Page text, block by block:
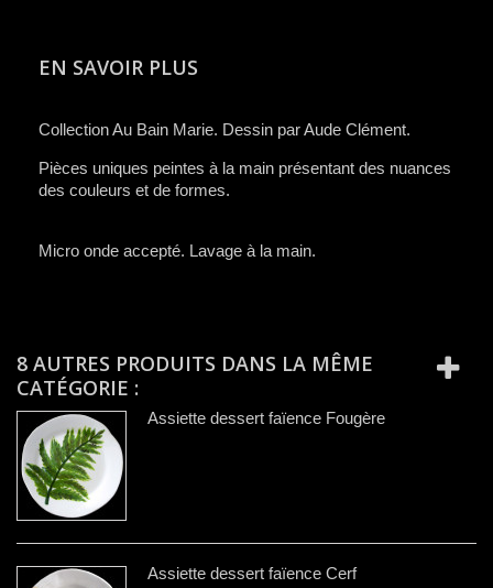
EN SAVOIR PLUS
C​ollection Au Bain Marie. Dessin par Aude Clément.
​Pièces uniques peintes à la main présentant des nuances
des couleurs et de formes.
Micro onde accepté. Lavage à la main.
8 AUTRES PRODUITS DANS LA MÊME
CATÉGORIE :
Assiette dessert faïence Fougère
Assiette dessert faïence Cerf